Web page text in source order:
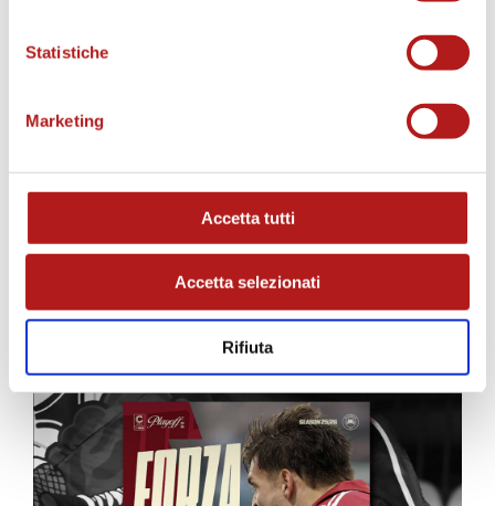
Statistiche
Marketing
Accetta tutti
Accetta selezionati
Rifiuta
MATCH PROGRAM